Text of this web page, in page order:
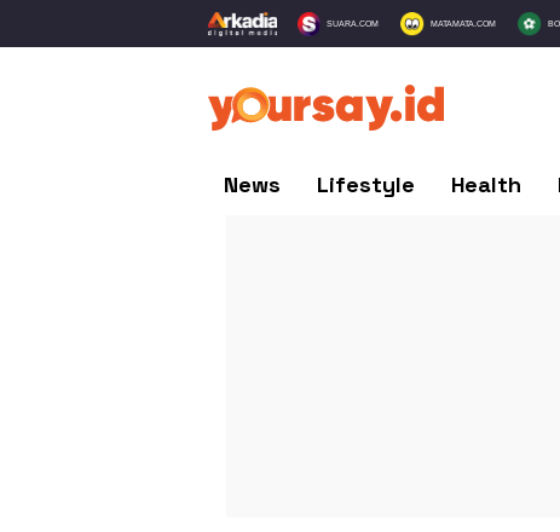
SUARA.COM MATAMATA.COM
News Lifestyle Health